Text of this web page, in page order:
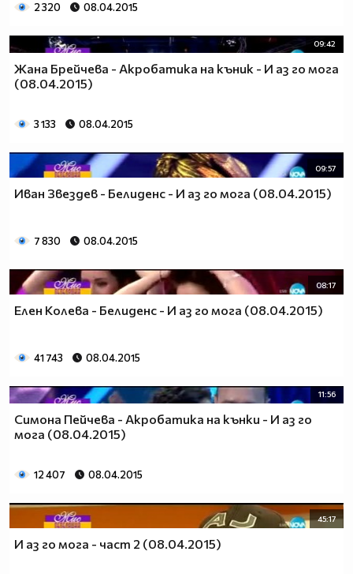
2 320 08.04.2015
09:42
Жана Брейчева - Акробатика на къник - И аз го мога
(08.04.2015)
3 133 08.04.2015
09:57
Иван Звездев - Белиденс - И аз го мога (08.04.2015)
7 830 08.04.2015
08:17
Елен Колева - Белиденс - И аз го мога (08.04.2015)
41 743 08.04.2015
11:56
Симона Пейчева - Акробатика на кънки - И аз го
мога (08.04.2015)
12 407 08.04.2015
45:17
И аз го мога - част 2 (08.04.2015)